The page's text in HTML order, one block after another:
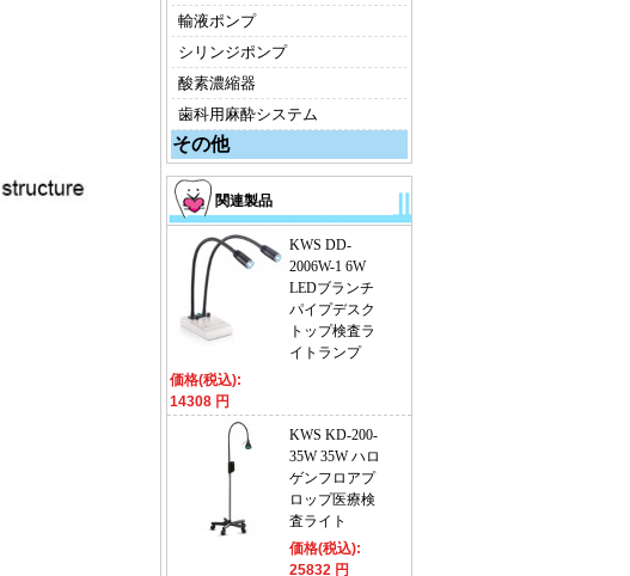
輸液ポンプ
シリンジポンプ
酸素濃縮器
歯科用麻酔システム
その他
関連製品
KWS DD-
2006W-1 6W
LEDブランチ
パイプデスク
トップ検査ラ
イトランプ
価格(税込):
14308 円
KWS KD-200-
35W 35W ハロ
ゲンフロアプ
ロップ医療検
査ライト
価格(税込):
25832 円